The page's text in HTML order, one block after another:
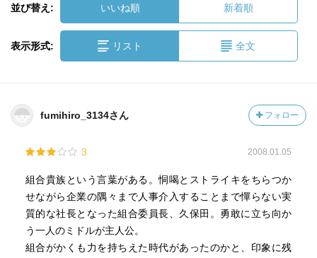
並び替え: いいね順 新着順
表示形式: リスト 全文
fumihiro_3134さん フォロー
3 2008.01.05
組合貴族という言葉がある。恫喝とストライキをちらつか
せながら企業の隅々まで人事介入することまで憚らない実
質的な社長となった組合委員長、久保田。勇敢に立ち向か
う一人のミドルが主人公。
組合がかくも力を持ちえた時代があったのかと、印象に残